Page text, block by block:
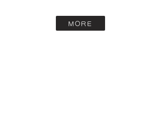
お陰様で北区滝野川一丁目B号棟
MORE